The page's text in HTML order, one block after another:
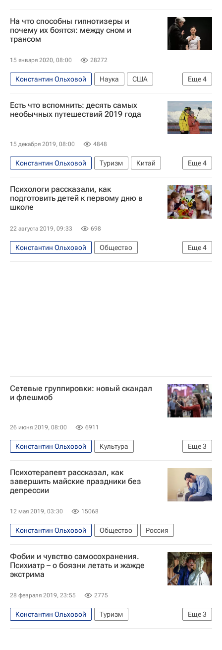
На что способны гипнотизеры и
почему их боятся: между сном и
трансом
15 января 2020, 08:00 28272
Еще4
Константин Ольховой Наука
США
Лондон
Дания
Здоровье - Общество
биология
Есть что вспомнить: десять самых
необычных путешествий 2019 года
15 декабря 2019, 08:00 4848
Еще4
Константин Ольховой Туризм
Китай
туристы
Туризм
Маршруты - Туризм
Впечатления - Туризм
Психологи рассказали, как
подготовить детей к первому дню в
школе
22 августа 2019, 09:33 698
Еще4
Константин Ольховой
Общество
СН_Образование
Детские вопросы
Сетевые группировки: новый скандал
и флешмоб
26 июня 2019, 08:00 6911
Еще3
Константин Ольховой
Культура
Инстаграм
Новости культуры Книги
Психотерапевт рассказал, как
завершить майские праздники без
депрессии
12 мая 2019, 03:30 15068
Константин Ольховой Общество Россия
Фобии и чувство самосохранения.
Психиатр – о боязни летать и жажде
экстрима
28 февраля 2019, 23:55 2775
Еще3
Константин Ольховой
Туризм
Психология
туристы Туризм